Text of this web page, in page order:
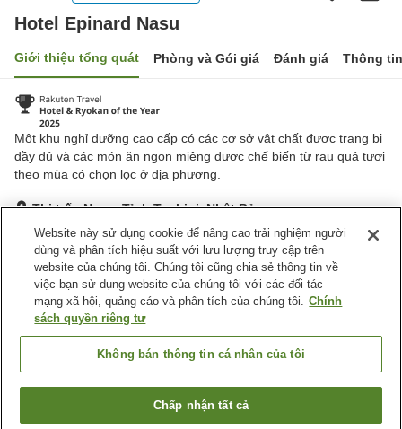
Hotel Epinard Nasu
Giới thiệu tổng quát Phòng và Gói giá Đánh giá Thông
Một khu nghỉ dưỡng cao cấp có các cơ sở vật chất được trang bị
đầy đủ và các món ăn ngon miệng được chế biến từ rau quả tươi
theo mùa có chọn lọc ở địa phương.
Thị trấn Nasu, Tỉnh Tochigi, Nhật Bản
Hiển thị trên bản đồ
Tuyệt vời Đánh giá:1,253lượt
Tiện nghi chỗ nghỉ
Bãi đỗ xe
Bể sục
Spa / Salon
Tỉnh Tochigi
Tìm phòng trống
Website này sử dụng cookie để nâng cao trải nghiệm người
dùng và phân tích hiệu suất với lưu lượng truy cập trên
website của chúng tôi. Chúng tôi cũng chia sẻ thông tin về
việc bạn sử dụng website của chúng tôi với các đối tác
mạng xã hội, quảng cáo và phân tích của chúng tôi. Chính
sách quyền riêng tư
Không bán thông tin cá nhân của tôi
Chấp nhận tất cả